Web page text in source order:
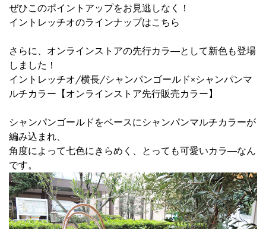
ぜひこのポイントアップをお見逃しなく！
イントレッチオのラインナップはこちら
さらに、オンラインストアの先行カラ―として新色も登場
しました！
イントレッチオ/横長/シャンパンゴールド×シャンパンマ
ルチカラー【オンラインストア先行販売カラー】
シャンパンゴールドをベースにシャンパンマルチカラーが
編み込まれ、
角度によって七色にきらめく、とっても可愛いカラ―なん
です。